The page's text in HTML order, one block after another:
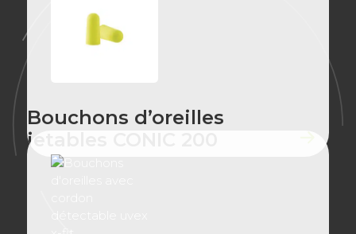
Bouchons d’oreilles
jetables CONIC 200